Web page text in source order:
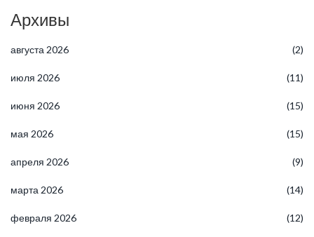
Архивы
августа 2026 (2)
июля 2026 (11)
июня 2026 (15)
мая 2026 (15)
апреля 2026 (9)
марта 2026 (14)
февраля 2026 (12)